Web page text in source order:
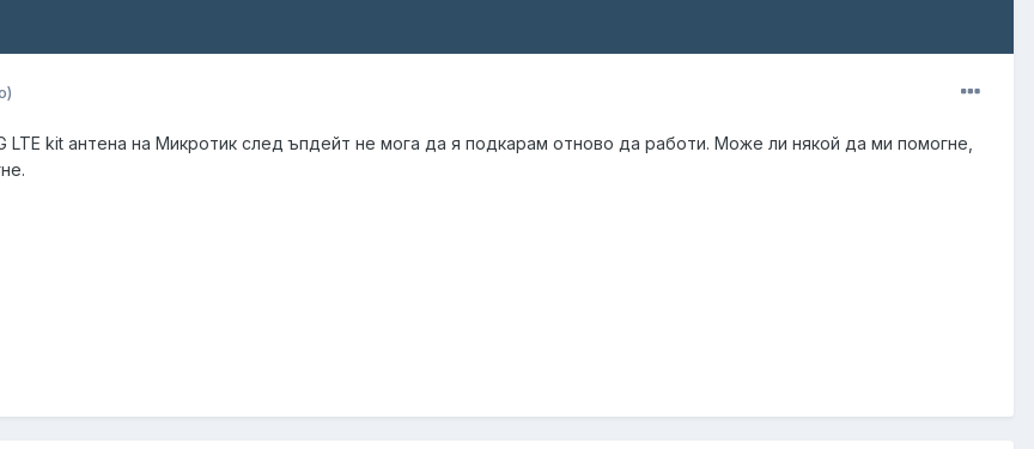
kit антена на Микротик след ъпдейт не мога да я подкарам отново да работи. Може ли някой да ми помогне,